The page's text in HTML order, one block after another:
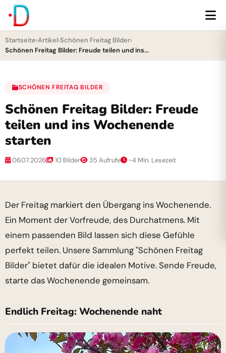
Startseite›Artikel›Schönen Freitag Bilder›
Schönen Freitag Bilder: Freude teilen und ins...
SCHÖNEN FREITAG BILDER
Schönen Freitag Bilder: Freude
teilen und ins Wochenende
starten
06.07.2026 10 Bilder 35 Aufrufe ~4 Min. Lesezeit
Der Freitag markiert den Übergang ins Wochenende.
Ein Moment der Vorfreude, des Durchatmens. Mit
einem passenden Bild lassen sich diese Gefühle
perfekt teilen. Unsere Sammlung "Schönen Freitag
Bilder" bietet dafür die idealen Motive. Sende Freude,
starte das Wochenende gemeinsam.
Endlich Freitag: Wochenende naht